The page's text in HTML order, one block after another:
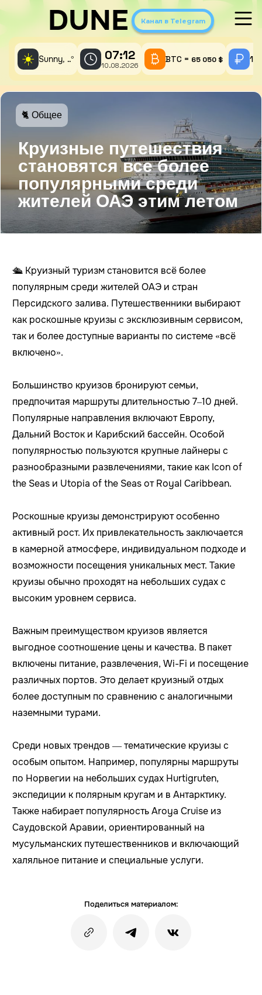
DUNE Канал в Telegram
☀️ Sunny, ..° 07:12
10.08.2026
BTC = 65 050 $ 1
Круизные путешествия
становятся все более
популярными среди
жителей ОАЭ этим летом
🐈 Общее
🛳 Круизный туризм становится всё более
популярным среди жителей ОАЭ и стран
Персидского залива. Путешественники выбирают
как роскошные круизы с эксклюзивным сервисом,
так и более доступные варианты по системе «всё
включено».
Большинство круизов бронируют семьи,
предпочитая маршруты длительностью 7–10 дней.
Популярные направления включают Европу,
Дальний Восток и Карибский бассейн. Особой
популярностью пользуются крупные лайнеры с
разнообразными развлечениями, такие как Icon of
the Seas и Utopia of the Seas от Royal Caribbean.
Роскошные круизы демонстрируют особенно
активный рост. Их привлекательность заключается
в камерной атмосфере, индивидуальном подходе и
возможности посещения уникальных мест. Такие
круизы обычно проходят на небольших судах с
высоким уровнем сервиса.
Важным преимуществом круизов является
выгодное соотношение цены и качества. В пакет
включены питание, развлечения, Wi-Fi и посещение
различных портов. Это делает круизный отдых
более доступным по сравнению с аналогичными
наземными турами.
Среди новых трендов — тематические круизы с
особым опытом. Например, популярны маршруты
по Норвегии на небольших судах Hurtigruten,
экспедиции к полярным кругам и в Антарктику.
Также набирает популярность Aroya Cruise из
Саудовской Аравии, ориентированный на
мусульманских путешественников и включающий
халяльное питание и специальные услуги.
Поделиться материалом: